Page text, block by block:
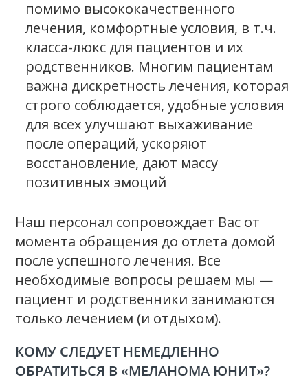
помимо высококачественного
лечения, комфортные условия, в т.ч.
класса-люкс для пациентов и их
родственников. Многим пациентам
важна дискретность лечения, которая
строго соблюдается, удобные условия
для всех улучшают выхаживание
после операций, ускоряют
восстановление, дают массу
позитивных эмоций
Наш персонал сопровождает Вас от
момента обращения до отлета домой
после успешного лечения. Все
необходимые вопросы решаем мы —
пациент и родственники занимаются
только лечением (и отдыхом).
КОМУ СЛЕДУЕТ НЕМЕДЛЕННО
ОБРАТИТЬСЯ В «МЕЛАНОМА ЮНИТ»?